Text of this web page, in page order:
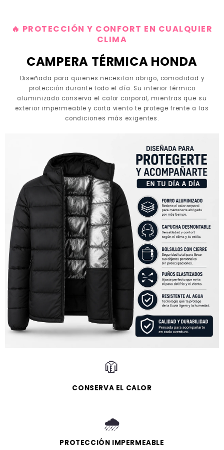
🔥 PROTECCIÓN Y CONFORT EN CUALQUIER
CLIMA
CAMPERA TÉRMICA HONDA
Diseñada para quienes necesitan abrigo, comodidad y
protección durante todo el día. Su interior térmico
aluminizado conserva el calor corporal, mientras que su
exterior impermeable y corta viento te protege frente a las
condiciones más exigentes.
🧥
CONSERVA EL CALOR
🌧️
PROTECCIÓN IMPERMEABLE